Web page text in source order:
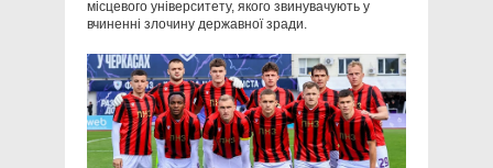
місцевого університету, якого звинувачують у
вчиненні злочину державної зради.